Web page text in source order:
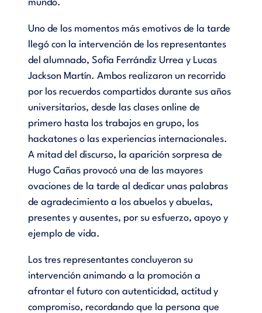
mundo.
Uno de los momentos más emotivos de la tarde
llegó con la intervención de los representantes
del alumnado, Sofía Ferrándiz Urrea y Lucas
Jackson Martín. Ambos realizaron un recorrido
por los recuerdos compartidos durante sus años
universitarios, desde las clases online de
primero hasta los trabajos en grupo, los
hackatones o las experiencias internacionales.
A mitad del discurso, la aparición sorpresa de
Hugo Cañas provocó una de las mayores
ovaciones de la tarde al dedicar unas palabras
de agradecimiento a los abuelos y abuelas,
presentes y ausentes, por su esfuerzo, apoyo y
ejemplo de vida.
Los tres representantes concluyeron su
intervención animando a la promoción a
afrontar el futuro con autenticidad, actitud y
compromiso, recordando que la persona que